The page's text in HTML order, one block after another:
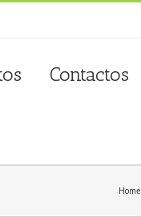
Contactos
Home